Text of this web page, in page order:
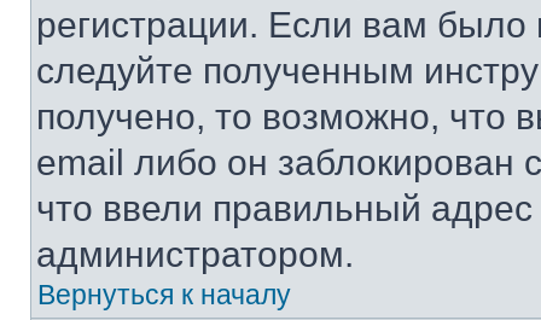
регистрации. Если вам
следуйте полученным
получено, то возможно, что
email либо он
что ввели правильный адрес
администратором.
Вернуться к началу